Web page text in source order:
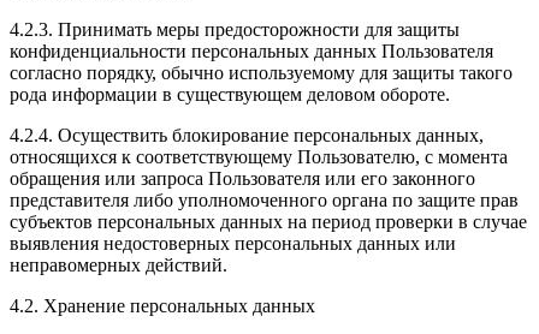
4.2.3. Принимать меры предосторожности для защиты
конфиденциальности персональных данных Пользователя
согласно порядку, обычно используемому для защиты такого
рода информации в существующем деловом обороте.
4.2.4. Осуществить блокирование персональных данных,
относящихся к соответствующему Пользователю, с момента
обращения или запроса Пользователя или его законного
представителя либо уполномоченного органа по защите прав
субъектов персональных данных на период проверки в случае
выявления недостоверных персональных данных или
неправомерных действий.
4.2. Хранение персональных данных